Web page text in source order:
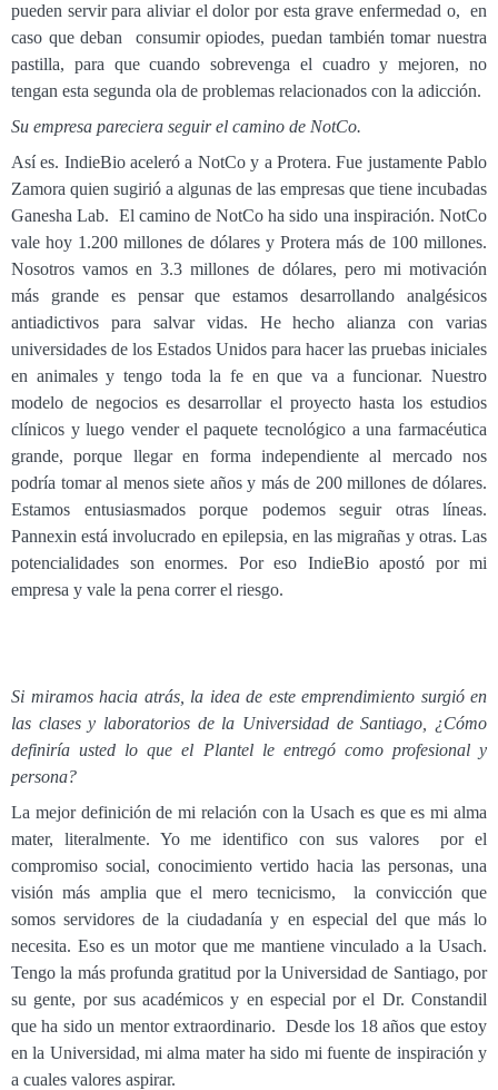
pueden servir para aliviar el dolor por esta grave enfermedad o, en
caso que deban consumir opiodes, puedan también tomar nuestra
pastilla, para que cuando sobrevenga el cuadro y mejoren, no
tengan esta segunda ola de problemas relacionados con la adicción.
Su empresa pareciera seguir el camino de NotCo.
Así es. IndieBio aceleró a NotCo y a Protera. Fue justamente Pablo
Zamora quien sugirió a algunas de las empresas que tiene incubadas
Ganesha Lab. El camino de NotCo ha sido una inspiración. NotCo
vale hoy 1.200 millones de dólares y Protera más de 100 millones.
Nosotros vamos en 3.3 millones de dólares, pero mi motivación
más grande es pensar que estamos desarrollando analgésicos
antiadictivos para salvar vidas. He hecho alianza con varias
universidades de los Estados Unidos para hacer las pruebas iniciales
en animales y tengo toda la fe en que va a funcionar. Nuestro
modelo de negocios es desarrollar el proyecto hasta los estudios
clínicos y luego vender el paquete tecnológico a una farmacéutica
grande, porque llegar en forma independiente al mercado nos
podría tomar al menos siete años y más de 200 millones de dólares.
Estamos entusiasmados porque podemos seguir otras líneas.
Pannexin está involucrado en epilepsia, en las migrañas y otras. Las
potencialidades son enormes. Por eso IndieBio apostó por mi
empresa y vale la pena correr el riesgo.
Si miramos hacia atrás, la idea de este emprendimiento surgió en
las clases y laboratorios de la Universidad de Santiago, ¿Cómo
definiría usted lo que el Plantel le entregó como profesional y
persona?
La mejor definición de mi relación con la Usach es que es mi alma
mater, literalmente. Yo me identifico con sus valores por el
compromiso social, conocimiento vertido hacia las personas, una
visión más amplia que el mero tecnicismo, la convicción que
somos servidores de la ciudadanía y en especial del que más lo
necesita. Eso es un motor que me mantiene vinculado a la Usach.
Tengo la más profunda gratitud por la Universidad de Santiago, por
su gente, por sus académicos y en especial por el Dr. Constandil
que ha sido un mentor extraordinario. Desde los 18 años que estoy
en la Universidad, mi alma mater ha sido mi fuente de inspiración y
a cuales valores aspirar.